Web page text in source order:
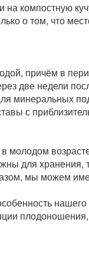
на компостную
о том, что
причём в
две недели
минеральных
с
молодом
для хранения,
мы можем
нашего